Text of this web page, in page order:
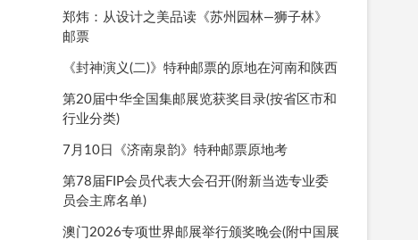
郑炜：从设计之美品读《苏州园林—狮子林》
邮票
《封神演义(二)》特种邮票的原地在河南和陕西
第20届中华全国集邮展览获奖目录(按省区市和
行业分类)
7月10日《济南泉韵》特种邮票原地考
第78届FIP会员代表大会召开(附新当选专业委
员会主席名单)
澳门2026专项世界邮展举行颁奖晚会(附中国展